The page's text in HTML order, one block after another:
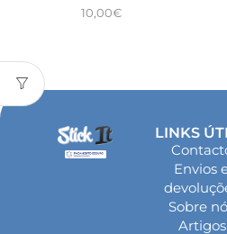
10,00€
LINKS
Envios
Sobre
Artigos